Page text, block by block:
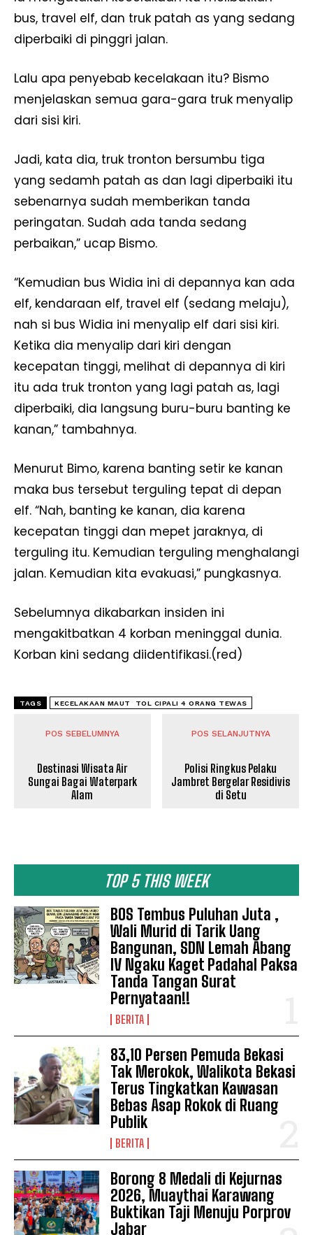
TOP 5 THIS WEEK
BOS Tembus Puluhan Juta ,
Wali Murid di Tarik Uang
Bangunan, SDN Lemah Abang
IV Ngaku Kaget Padahal Paksa
Tanda Tangan Surat
Pernyataan!!
BERITA
83,10 Persen Pemuda Bekasi
Tak Merokok, Walikota Bekasi
Terus Tingkatkan Kawasan
Bebas Asap Rokok di Ruang
Publik
BERITA
Borong 8 Medali di Kejurnas
2026, Muaythai Karawang
Buktikan Taji Menuju Porprov
Jabar
bus, travel elf, dan truk patah as yang sedang
diperbaiki di pinggri jalan.
Lalu apa penyebab kecelakaan itu? Bismo
menjelaskan semua gara-gara truk menyalip
dari sisi kiri.
Jadi, kata dia, truk tronton bersumbu tiga
yang sedamh patah as dan lagi diperbaiki itu
sebenarnya sudah memberikan tanda
peringatan. Sudah ada tanda sedang
perbaikan,” ucap Bismo.
“Kemudian bus Widia ini di depannya kan ada
elf, kendaraan elf, travel elf (sedang melaju),
nah si bus Widia ini menyalip elf dari sisi kiri.
Ketika dia menyalip dari kiri dengan
kecepatan tinggi, melihat di depannya di kiri
itu ada truk tronton yang lagi patah as, lagi
diperbaiki, dia langsung buru-buru banting ke
kanan,” tambahnya.
Menurut Bimo, karena banting setir ke kanan
maka bus tersebut terguling tepat di depan
elf. “Nah, banting ke kanan, dia karena
kecepatan tinggi dan mepet jaraknya, di
terguling itu. Kemudian terguling menghalangi
jalan. Kemudian kita evakuasi,” pungkasnya.
Sebelumnya dikabarkan insiden ini
mengakitbatkan 4 korban meninggal dunia.
Korban kini sedang diidentifikasi.(red)
TAGS KECELAKAAN MAUT TOL CIPALI 4 ORANG TEWAS
POS SEBELUMNYA
Destinasi Wisata Air
Sungai Bagai Waterpark
Alam
POS SELANJUTNYA
Polisi Ringkus Pelaku
Jambret Bergelar Residivis
di Setu